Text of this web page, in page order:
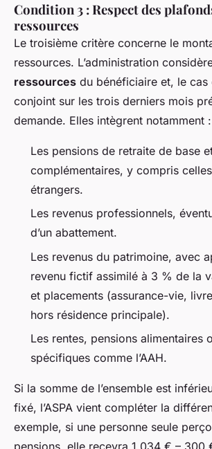
Condition 3 : Respect des
ressources
Le troisième critère concerne le
ressources. L’administration
ressources du bénéficiaire et, le cas
conjoint sur les trois derniers mois
demande. Elles intègrent notamment :
Les pensions de retraite de base
complémentaires, y compris
étrangers.
Les revenus professionnels,
d’un abattement.
Les revenus du patrimoine, avec
revenu fictif assimilé à 3 % de la
et placements (assurance-vie,
hors résidence principale).
Les rentes, pensions alimentaires
spécifiques comme l’AAH.
Si la somme de l’ensemble est
fixé, l’ASPA vient compléter la
exemple, si une personne seule